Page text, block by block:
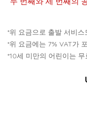
*위 요금으로 출발 서비
*위 요금에는 7% VAT가
*10세 미만의 어린이는 무